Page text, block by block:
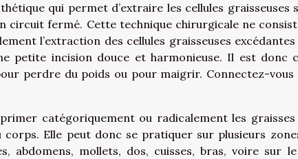
qui permet d’extraire les cellules graisseuses
circuit fermé. Cette technique chirurgicale ne
l’extraction des cellules graisseuses
petite incision douce et harmonieuse. Il est donc
perdre du poids ou pour maigrir. Connectez-vous
catégoriquement ou radicalement les graisses
corps. Elle peut donc se pratiquer sur plusieurs
abdomens, mollets, dos, cuisses, bras, voire sur